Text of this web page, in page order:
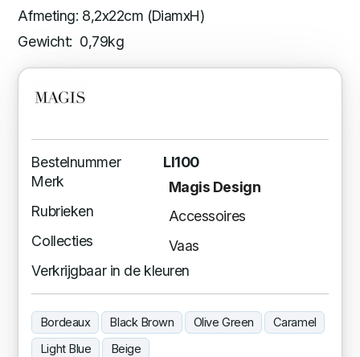
Afmeting: 8,2x22cm (DiamxH)
Gewicht: 0,79kg
Bestelnummer
LI100
Merk
Magis Design
Rubrieken
Accessoires
Collecties
Vaas
Verkrijgbaar in de kleuren
Bordeaux Black Brown Olive Green
Caramel
Light Blue
Beige